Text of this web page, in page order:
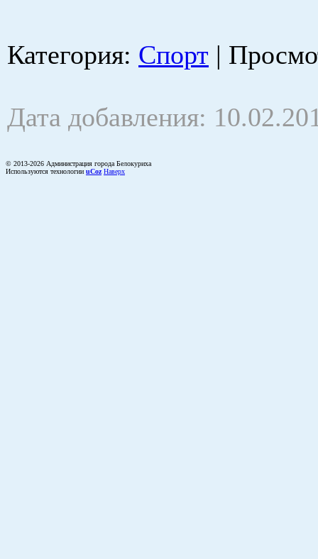
Категория: Спорт |
Дата добавления:
© 2013-2026 Администрация города Белокуриха
Используются технологии uCoz Наверх